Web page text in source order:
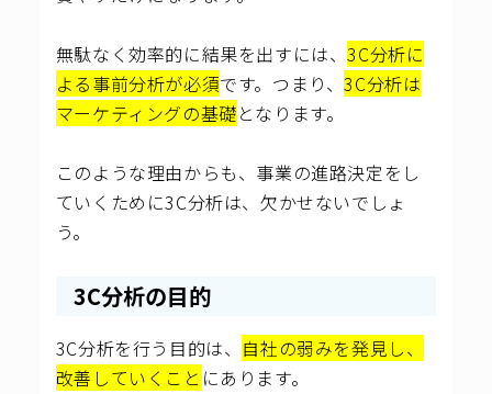
無駄なく効率的に結果を出すには、3C分析に
よる事前分析が必須です。つまり、3C分析は
マーケティングの基礎となります。
このような理由からも、事業の進路決定をし
ていくために3C分析は、欠かせないでしょ
う。
3C分析の目的
3C分析を行う目的は、 自社の弱みを発見し、
改善していくこと にあります。